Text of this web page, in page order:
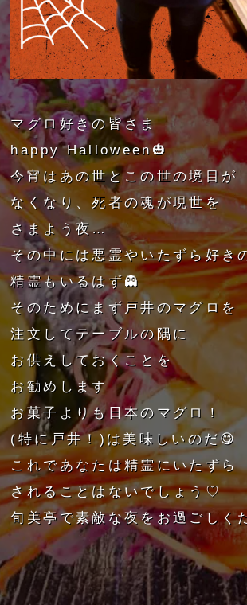
マグロ好きの皆さま
happy Halloween🎃
今宵はあの世とこの世の境目が
なくなり、死者の魂が現世を
さまよう夜…
その中には悪霊やいたずら好き
精霊もいるはず👻
そのためにまず戸井のマグロを
注文してテーブルの隅に
お供えしておくことを
お勧めします
お菓子よりも日本のマグロ！
(特に戸井！)は美味しいのだ😋
これであなたは精霊にいたずら
されることはないでしょう♡
旬美亭で素敵な夜をお過ごしく